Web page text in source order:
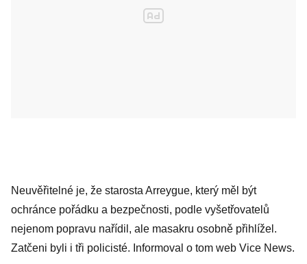
Neuvěřitelné je, že starosta Arreygue, který měl být
ochránce pořádku a bezpečnosti, podle vyšetřovatelů
nejenom popravu nařídil, ale masakru osobně přihlížel.
Zatčeni byli i tři policisté. Informoval o tom web Vice News.